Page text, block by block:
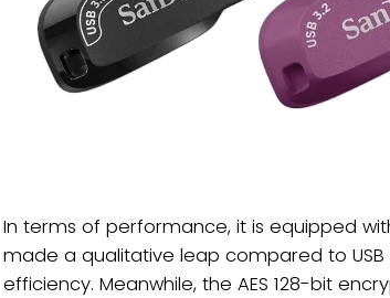
In terms of performance, it is equipped
made a qualitative leap compared to
efficiency. Meanwhile, the AES 128-bit